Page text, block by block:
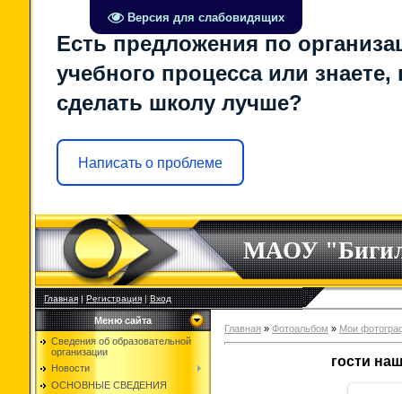
Версия для слабовидящих
Есть предложения по
учебного процесса или знаете,
сделать школу лучше?
Написать о проблеме
МАОУ
Главная|Регистрация|Вход
Меню сайта
Сведения об образовательной
организации
Новости
ОСНОВНЫЕ СВЕДЕНИЯ
Главная » Фотоальбом » Мои
гости